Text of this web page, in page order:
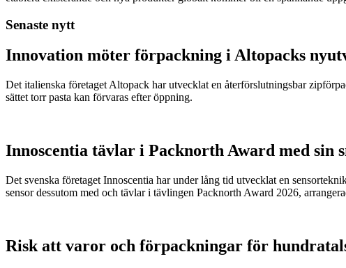
Senaste nytt
Innovation möter förpackning i Altopacks
Det italienska företaget Altopack har utvecklat en återförslutningsbar
sättet torr pasta kan förvaras efter öppning.
Innoscentia tävlar i Packnorth Award med sin
Det svenska företaget Innoscentia har under lång tid utvecklat en
sensor dessutom med och tävlar i tävlingen Packnorth Award 2026,
Risk att varor och förpackningar för